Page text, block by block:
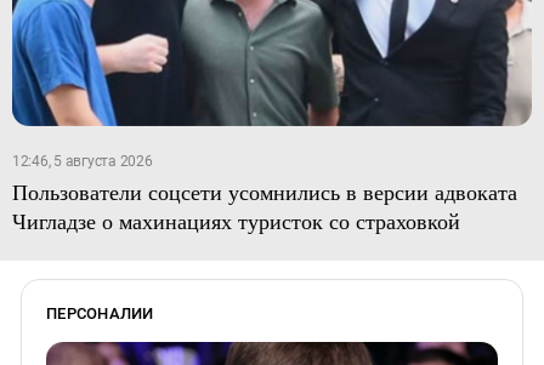
12:46, 5 августа 2026
Пользователи соцсети усомнились в версии адвоката
Чигладзе о махинациях туристок со страховкой
ПЕРСОНАЛИИ